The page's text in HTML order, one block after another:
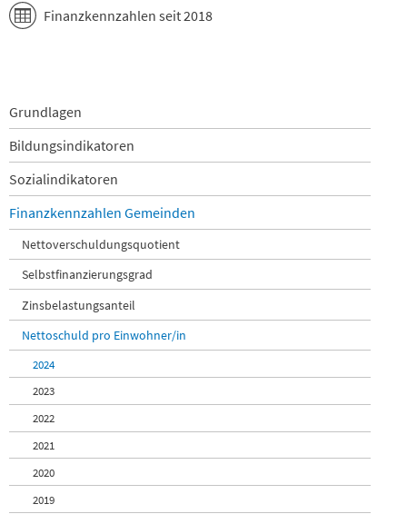
Gisikon
Hildisrieden
Hitzkirch
Hochdorf
Hohenrain
Horw
Inwil
Knutwil
Kriens
Luthern
Malters
Mauensee
Meggen
Nebikon
Neuenkirch
Pfaffnau
Finanzkennzahlen seit 2018
Navigation
überspringen
Grundlagen
Bildungsindikatoren
Sozialindikatoren
Finanzkennzahlen Gemeinden
Nettoverschuldungsquotient
Selbstfinanzierungsgrad
Zinsbelastungsanteil
Nettoschuld pro Einwohner/in
2024
2023
2022
2021
2020
2019